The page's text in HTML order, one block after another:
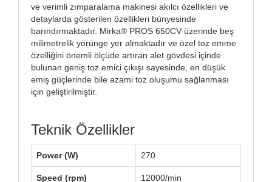
ve verimli zımparalama makinesi akılcı özellikleri ve
detaylarda gösterilen özellikleri bünyesinde
barındırmaktadır. Mirka® PROS 650CV üzerinde beş
milimetrelik yörünge yer almaktadır ve özel toz emme
özelliğini önemli ölçüde artıran alet gövdesi içinde
bulunan geniş toz emici çıkışı sayesinde, en düşük
emiş güçlerinde bile azami toz oluşumu sağlanması
için geliştirilmiştir.
Teknik Özellikler
Power (W) 270
Speed (rpm) 12000/min